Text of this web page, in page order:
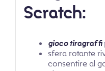
Scratch:
gioco tiragraffi
sfera rotante
consentire al